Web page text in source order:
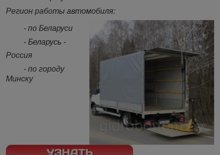
Регион работы автомобиля:
- по Беларуси
- Беларусь -
Россия
- по городу
Минску